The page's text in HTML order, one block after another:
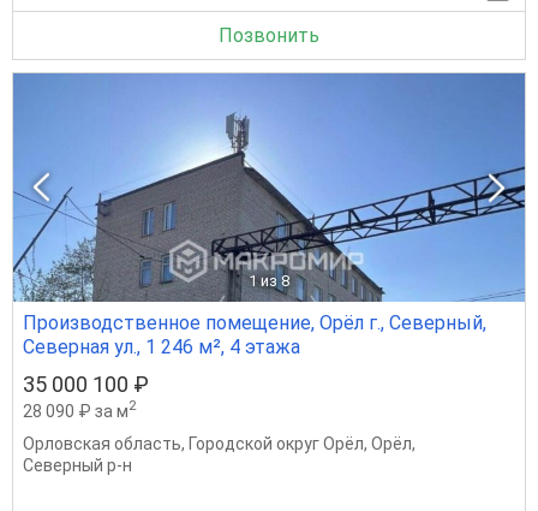
Позвонить
1 из 8
Производственное помещение, Орёл г., Северный,
Северная ул., 1 246 м², 4 этажа
35 000 100 ₽
28 090 ₽ за м2
Орловская область, Городской округ Орёл, Орёл,
Северный р-н